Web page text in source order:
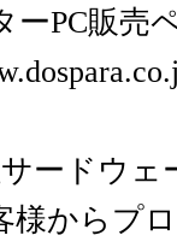
ーPC販売
ードウェ
様からプ